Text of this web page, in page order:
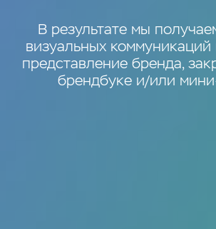
В результате мы
визуальных
представление бренда,
брендбуке и/или